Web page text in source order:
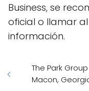
Business, se
oficial o llamar
información.
The Park
Macon,